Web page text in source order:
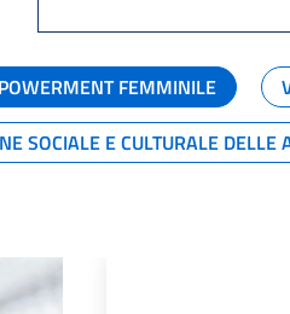
FEMMINILE
SOCIALE E CULTURALE DELLE